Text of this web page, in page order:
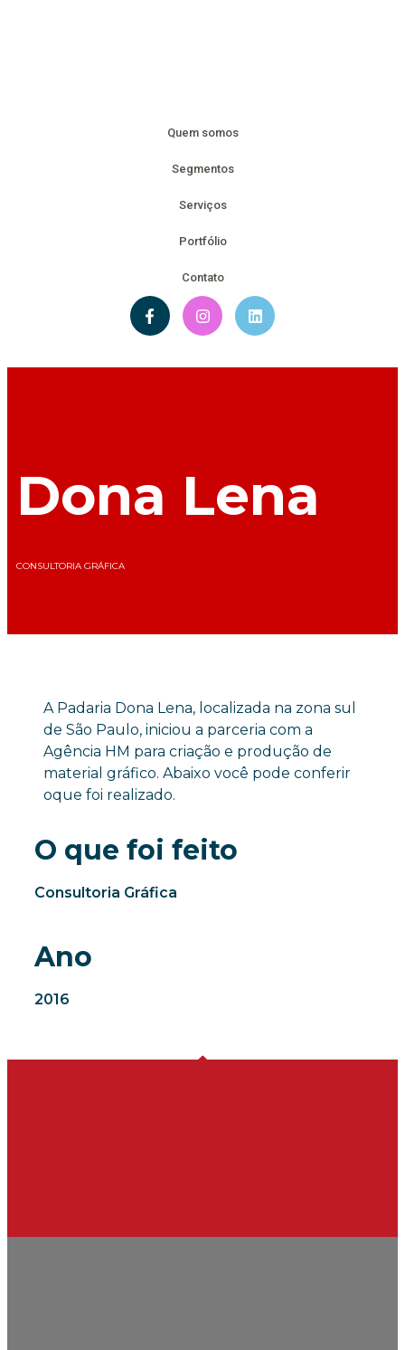
Quem somos
Segmentos
Serviços
Portfólio
Contato
Dona Lena
CONSULTORIA GRÁFICA
O que foi feito
Consultoria Gráfica
Ano
2016
A Padaria Dona Lena, localizada na zona sul
de São Paulo, iniciou a parceria com a
Agência HM para criação e produção de
material gráfico. Abaixo você pode conferir
oque foi realizado.